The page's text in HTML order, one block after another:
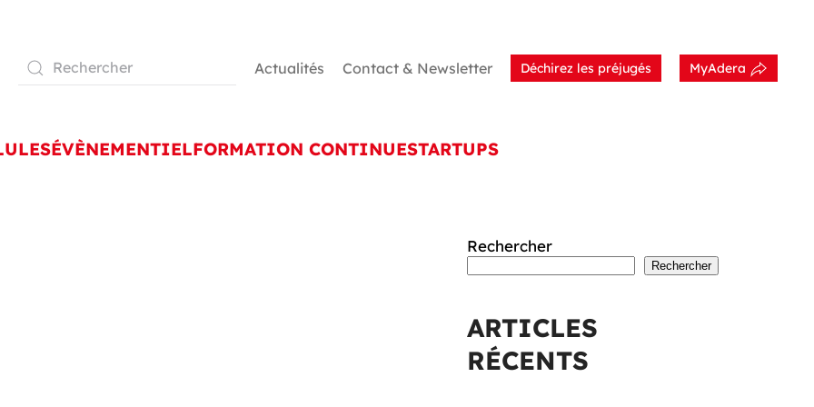
Actualités Contact & Newsletter Déchirez les préjugés MyAdera
ÉVÈNEMENTIELFORMATION CONTINUESTARTUPS
Rechercher
Rechercher
ARTICLES
RÉCENTS